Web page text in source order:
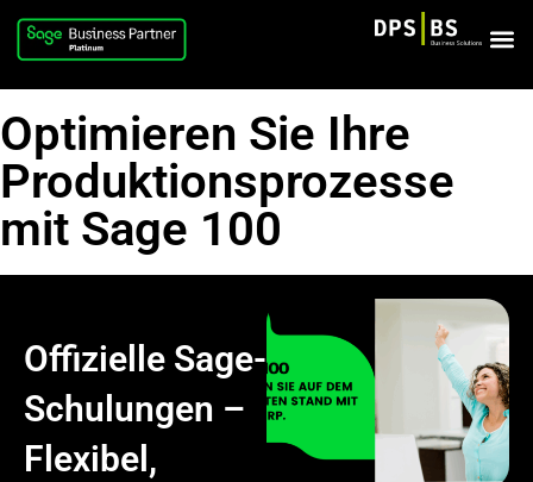
Optimieren Sie Ihre
Produktionsprozesse
mit Sage 100
Offizielle Sage-
Schulungen –
Flexibel,